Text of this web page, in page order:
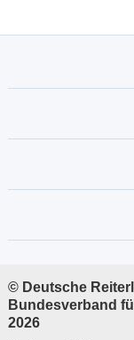
© Deutsche
Bundesverband
2026